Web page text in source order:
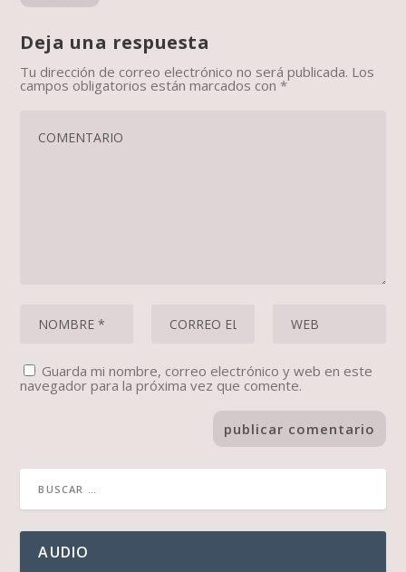
Deja una respuesta
Tu dirección de correo electrónico no será publicada. Los
campos obligatorios están marcados con*
Guarda mi nombre, correo electrónico y web en este
navegador para la próxima vez que comente.
AUDIO